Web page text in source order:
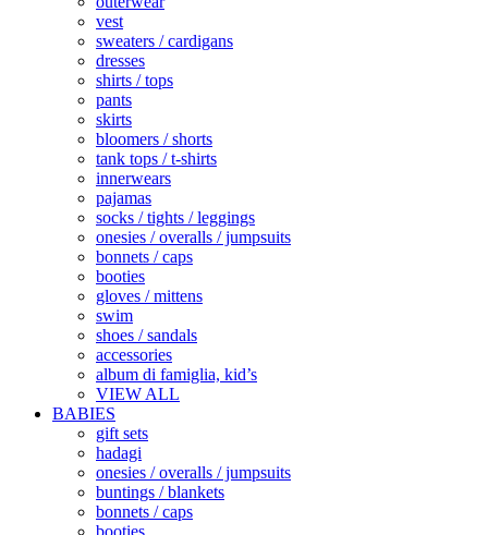
vest
sweaters / cardigans
dresses
shirts / tops
pants
skirts
bloomers / shorts
tank tops / t-shirts
innerwears
pajamas
socks / tights / leggings
onesies / overalls / jumpsuits
bonnets / caps
booties
gloves / mittens
swim
shoes / sandals
accessories
album di famiglia, kid’s
VIEW ALL
BABIES
gift sets
hadagi
onesies / overalls / jumpsuits
buntings / blankets
bonnets / caps
booties